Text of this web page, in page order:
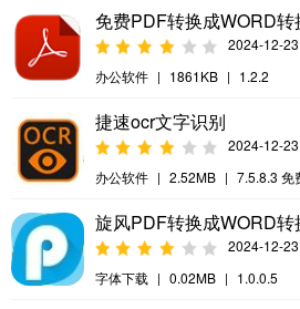
免费PDF转换成WORD转
2024-12-23
办公软件 | 1861KB | 1.2.2
捷速ocr文字识别
2024-12-23
办公软件 | 2.52MB | 7.5.8.3 免
旋风PDF转换成WORD转
2024-12-23
字体下载 | 0.02MB | 1.0.0.5